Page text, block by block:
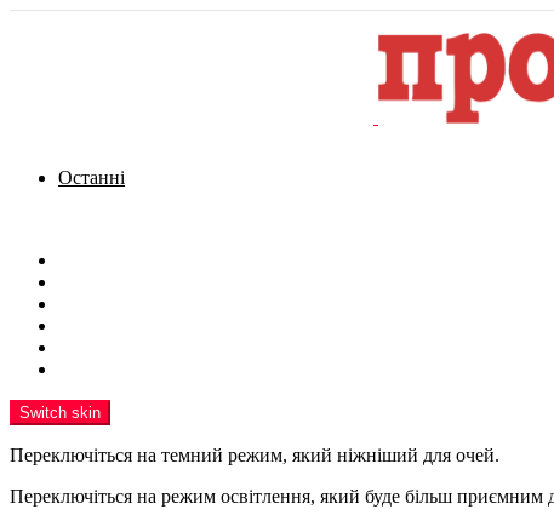
Останні
Switch skin
Переключіться на темний режим, який ніжніший для очей.
Переключіться на режим освітлення, який буде більш приємним